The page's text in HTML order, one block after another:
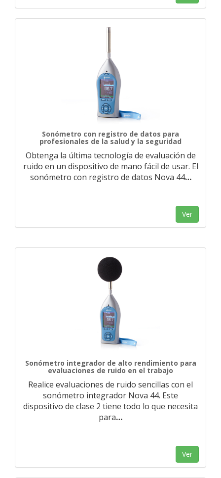
Sonómetro con registro de datos para
profesionales de la salud y la seguridad
Obtenga la última tecnología de evaluación de
ruido en un dispositivo de mano fácil de usar. El
sonómetro con registro de datos Nova 44…
Ver
Sonómetro integrador de alto rendimiento para
evaluaciones de ruido en el trabajo
Realice evaluaciones de ruido sencillas con el
sonómetro integrador Nova 44. Este
dispositivo de clase 2 tiene todo lo que necesita
para…
Ver